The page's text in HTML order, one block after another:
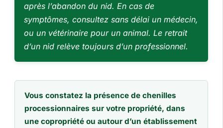
après l’abandon du nid. En cas de
symptômes, consultez sans délai un médecin,
ou un vétérinaire pour un animal. Le retrait
d’un nid relève toujours d’un professionnel.
Vous constatez la présence de chenilles
processionnaires sur votre propriété, dans
une copropriété ou autour d’un établissement